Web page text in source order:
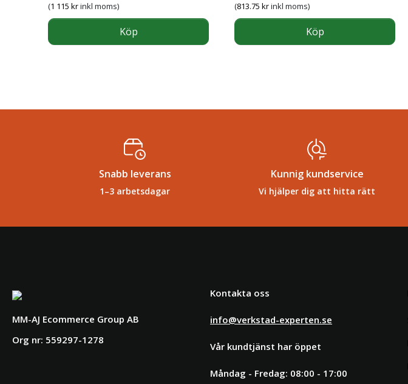
(1 115krinkl moms)
Köp
(813.75krinkl moms)
Köp
Snabb leverans
1–3 arbetsdagar
Kunnig kundservice
Vi hjälper dig att hitta rätt
MM-AJ Ecommerce Group AB
Org nr: 559297-1278
Kontakta oss
info@verkstad-experten.se
Vår kundtjänst har öppet
Måndag - Fredag: 08:00 - 17:00